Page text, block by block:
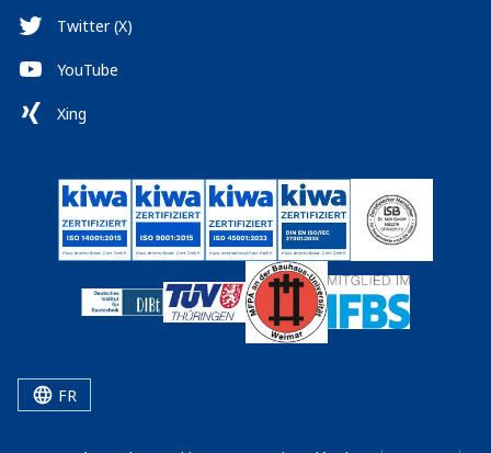
Twitter (X)
YouTube
Xing
FR